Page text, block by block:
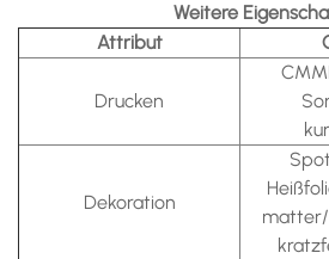
Weitere
Attribut
Drucken
Dekoration